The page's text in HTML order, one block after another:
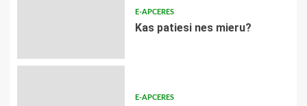
E-APCERES
​Kas patiesi nes mieru?
E-APCERES